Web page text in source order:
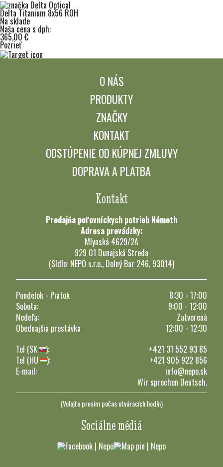
Delta Titanium 8x56 ROH
Na sklade
Naša cena s dph:
365,00 €
Pozrieť
O NÁS
PRODUKTY
ZNAČKY
KONTAKT
ODSTÚPENIE OD KÚPNEJ ZMLUVY
DOPRAVA A PLATBA
Kontakt
Predajňa poľovníckych potrieb Németh
Adresa prevádzky:
Mlynská 4629/2A
929 01 Dunajská Streda
(Sídlo: NEPO s.r.o., Dolný Bar 246, 93014)
Pondelok - Piatok
8:30 - 17:00
Sobota:
9:00 - 12:00
Nedeľa:
Zatvorená
Obednajšia prestávka
12:00 - 12:30
Tel (SK
):
+421 31 552 93 85
Tel (HU
):
+421 905 922 856
E-mail:
info@nepo.sk
Wir sprechen Deutsch.
(Volajte prosím počas otváracích hodín)
Sociálne médiá